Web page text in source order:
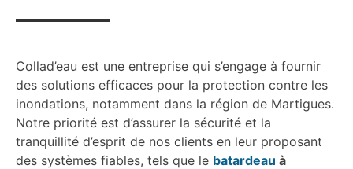
Collad’eau est une entreprise qui s’engage à fournir
des solutions efficaces pour la protection contre les
inondations, notamment dans la région de Martigues.
Notre priorité est d’assurer la sécurité et la
tranquillité d’esprit de nos clients en leur proposant
des systèmes fiables, tels que le batardeau à